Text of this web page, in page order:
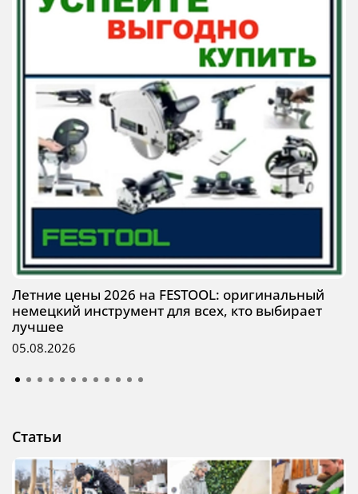
Летние цены 2026 на FESTOOL: оригинальный
немецкий инструмент для всех, кто выбирает
лучшее
05.08.2026
Статьи